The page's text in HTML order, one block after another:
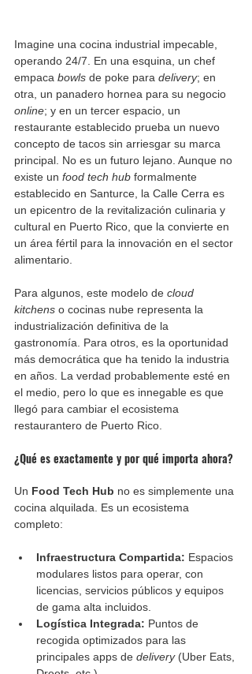
Imagine una cocina industrial impecable,
operando 24/7. En una esquina, un chef
empaca bowls de poke para delivery; en
otra, un panadero hornea para su negocio
online; y en un tercer espacio, un
restaurante establecido prueba un nuevo
concepto de tacos sin arriesgar su marca
principal. No es un futuro lejano. Aunque no
existe un food tech hub formalmente
establecido en Santurce, la Calle Cerra es
un epicentro de la revitalización culinaria y
cultural en Puerto Rico, que la convierte en
un área fértil para la innovación en el sector
alimentario.
Para algunos, este modelo de cloud
kitchens o cocinas nube representa la
industrialización definitiva de la
gastronomía. Para otros, es la oportunidad
más democrática que ha tenido la industria
en años. La verdad probablemente esté en
el medio, pero lo que es innegable es que
llegó para cambiar el ecosistema
restaurantero de Puerto Rico.
¿Qué es exactamente y por qué importa ahora?
Un Food Tech Hub no es simplemente una
cocina alquilada. Es un ecosistema
completo:
Infraestructura Compartida: Espacios
modulares listos para operar, con
licencias, servicios públicos y equipos
de gama alta incluidos.
Logística Integrada: Puntos de
recogida optimizados para las
principales apps de delivery (Uber Eats,